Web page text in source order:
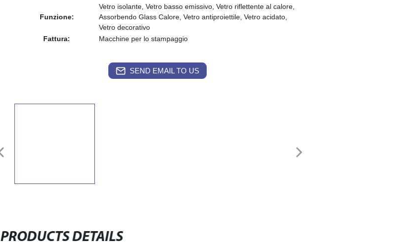
Funzione:
Vetro isolante, Vetro basso emissivo, Vetro riflettente al calore,
Assorbendo Glass Calore, Vetro antiproiettile, Vetro acidato,
Vetro decorativo
Fattura:
Macchine per lo stampaggio
SEND EMAIL TO US
PRODUCTS DETAILS